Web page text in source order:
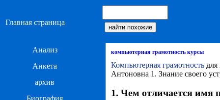
Главная страница
Анализ
Анкета
архив
Биография
компьютерная грамотность курсы
Компьютерная грамотность
Антоновна 1. Знание своего
1. Чем отличается имя